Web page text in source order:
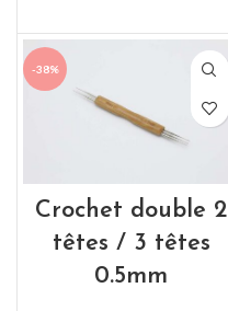
-38%
Crochet double 2
têtes / 3 têtes
0.5mm